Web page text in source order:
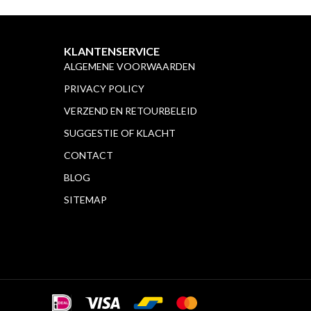
KLANTENSERVICE
ALGEMENE VOORWAARDEN
PRIVACY POLICY
VERZEND EN RETOURBELEID
SUGGESTIE OF KLACHT
CONTACT
BLOG
SITEMAP